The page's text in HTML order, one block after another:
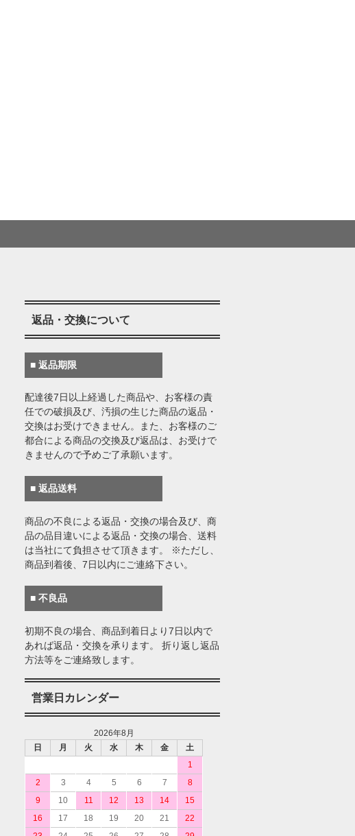
返品・交換について
■ 返品期限
配達後7日以上経過した商品や、お客様の責
任での破損及び、汚損の生じた商品の返品・
交換はお受けできません。また、お客様のご
都合による商品の交換及び返品は、お受けで
きませんので予めご了承願います。
■ 返品送料
商品の不良による返品・交換の場合及び、商
品の品目違いによる返品・交換の場合、送料
は当社にて負担させて頂きます。 ※ただし、
商品到着後、7日以内にご連絡下さい。
■ 不良品
初期不良の場合、商品到着日より7日以内で
あれば返品・交換を承ります。 折り返し返品
方法等をご連絡致します。
営業日カレンダー
2026年8月
日
月 火 水 木 金
土
1
2
3 4 5 6 7
8
9
10 11 12 13 14
15
16
17 18 19 20 21
22